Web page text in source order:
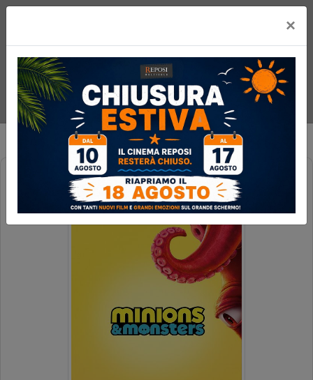
MINIONS & MONSTERS
×